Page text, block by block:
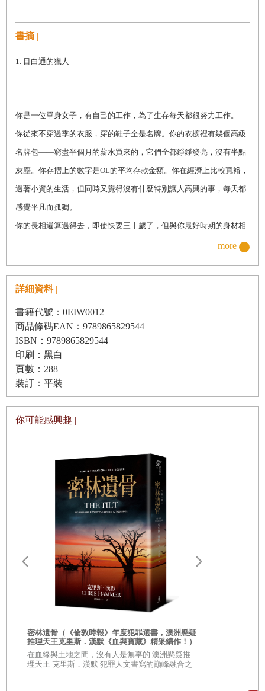
書摘 |
1. 目白通的獵人
你是一位單身女子，有自己的工作，為了生存每天都很努力工作。
你從來不穿過季的衣服，穿的鞋子全是名牌。你的衣櫥裡有幾個高級
名牌包——窮盡半個月的薪水買來的，它們全都錚錚發亮，沒有半點
灰塵。你存摺上的數字是OL的平均存款金額。你在經濟上比較寬裕，
過著小資的生活，但同時又覺得沒有什麼特別讓人高興的事，每天都
感覺平凡而孤獨。
你的長相還算過得去，即使快要三十歲了，但與你最好時期的身材相
比，還保持了八成左右。雖說胸部下垂了兩公分，可是誰會在意呢？
「我」呢？而對年輕的女子卻寵愛有加，僅因為她們才二十歲出頭。
你忍受著單身的寂寞、忍受著工作上人際關係的複雜、忍受著青春漸
漸逝去的每一天，繼續扮演著光鮮、時尚的都市人。就是在這時候，
一位優秀的王子出現在你的面前：在路上主動跟你打招呼，或經朋友
介紹的白馬王子。其實他們是披著男人外皮的帳單發送機器。他穿著
筆挺的西裝，非常紳士。你一看到他就知道，這個人正是自己翹首以
待的發現者，只有他才能發掘出你這顆鑽石的原石，其他人都看不到
這個傢伙用彷彿能卸掉你心中鎧甲的笑容對你說：「為什麼男人都沒
有注意到你的魅力呢？他們都是有眼無珠的傢伙，竟然看不到你迷人
的光彩。」聽到這些話你就飄飄然了，經常濫用的「NO」與正確的判
斷力一起消失不見。王子作為結尾的臺詞通常是這樣的：
「但你的臉頰有點黯淡，你應該可以變得更加完美。現在這樣的話真
是太可惜了。我們可以幫你達到一百分的美麗。」
你是不是感覺騰雲駕霧，彷彿在夢境中似的，然後在合約上簽字、摁
指紋了呢？接著販賣美麗的商人像食人魚似的蜂擁而至。但這時你已
經無法抵抗了。在這茫茫人海中，能發現你真正價值的人只有那位娘
娘腔的王子——欸，這是個無可救藥的故事。
聽我說，我認為能決定自己價值的人最終還是自己。茫然地等待別人
發現自己價值的人，最後一定會成為別人的獵物——這就是貌似原始
more
詳細資料 |
書籍代號：0EIW0012
商品條碼EAN：9789865829544
ISBN：9789865829544
印刷：黑白
頁數：288
裝訂：平裝
你可能感興趣 |
密林遺骨（《倫敦時報》年度犯罪選書，澳洲懸疑
推理天王克里斯．漢默《血與寶藏》精采續作！）
在血緣與土地之間，沒有人是無辜的 澳洲懸疑推
理天王 克里斯．漢默 犯罪人文書寫的巔峰融合之